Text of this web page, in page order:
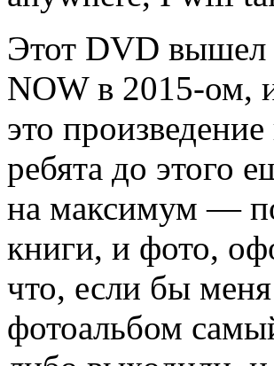
Этот DVD вышел
NOW в 2015-ом,
это
ребята до этого
на максимум —
книги, и фото,
что, если бы
фотоальбом